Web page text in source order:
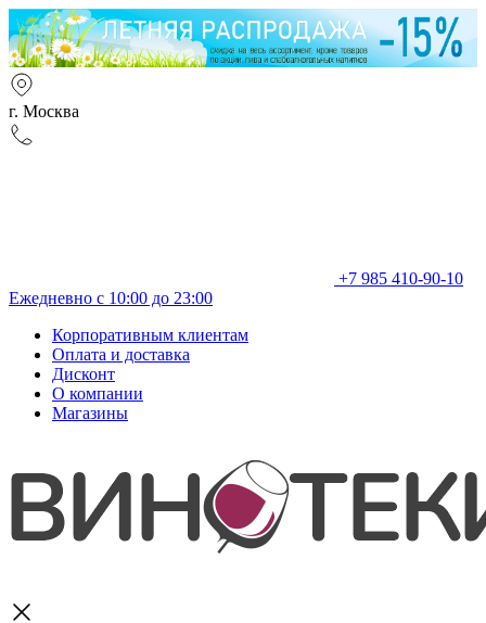
г. Москва
+7 985 410-90-10
Ежедневно с 10:00 до 23:00
Корпоративным клиентам
Оплата и доставка
Дисконт
О компании
Магазины